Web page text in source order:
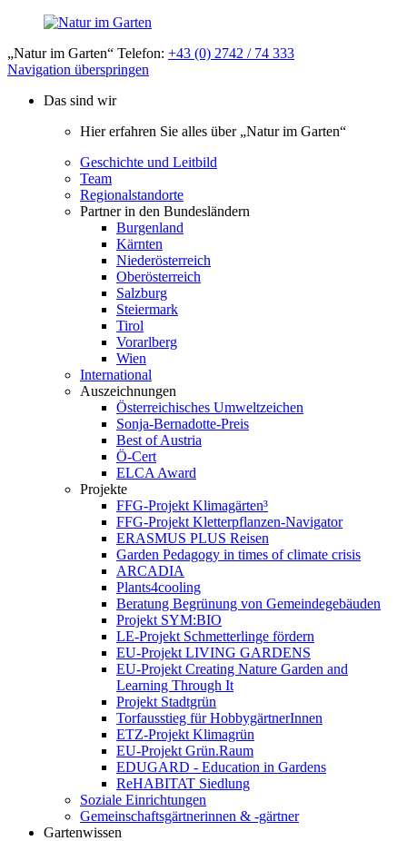
„Natur im Garten“ Telefon: +43 (0) 2742 / 74 333
Navigation überspringen
Das sind wir
Hier erfahren Sie alles über „Natur im Garten“
Geschichte und Leitbild
Team
Regionalstandorte
Partner in den Bundesländern
Burgenland
Kärnten
Niederösterreich
Oberösterreich
Salzburg
Steiermark
Tirol
Vorarlberg
Wien
International
Auszeichnungen
Österreichisches Umweltzeichen
Sonja-Bernadotte-Preis
Best of Austria
Ö-Cert
ELCA Award
Projekte
FFG-Projekt Klimagärten³
FFG-Projekt Kletterpflanzen-Navigator
ERASMUS PLUS Reisen
Garden Pedagogy in times of climate crisis
ARCADIA
Plants4cooling
Beratung Begrünung von Gemeindegebäuden
Projekt SYM:BIO
LE-Projekt Schmetterlinge fördern
EU-Projekt LIVING GARDENS
EU-Projekt Creating Nature Garden and
Learning Through It
Projekt Stadtgrün
Torfausstieg für HobbygärtnerInnen
ETZ-Projekt Klimagrün
EU-Projekt Grün.Raum
EDUGARD - Education in Gardens
ReHABITAT Siedlung
Soziale Einrichtungen
Gemeinschaftsgärtnerinnen & -gärtner
Gartenwissen